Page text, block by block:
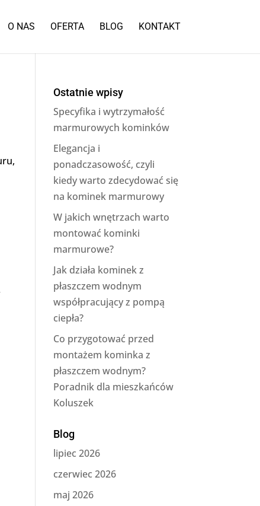
O NAS OFERTA BLOG KONTAKT
Ostatnie wpisy
Specyfika i wytrzymałość
marmurowych kominków
Elegancja i
ponadczasowość, czyli
kiedy warto zdecydować się
na kominek marmurowy
W jakich wnętrzach warto
montować kominki
marmurowe?
Jak działa kominek z
płaszczem wodnym
współpracujący z pompą
ciepła?
Co przygotować przed
montażem kominka z
płaszczem wodnym?
Poradnik dla mieszkańców
Koluszek
Blog
lipiec 2026
czerwiec 2026
maj 2026